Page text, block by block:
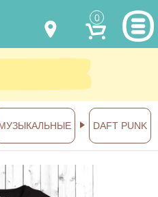
0
Мудрого, 68
на карте
РАБОТЫ
КАК КУПИТЬ
НАС НАЙТИ
DAFT PUNK